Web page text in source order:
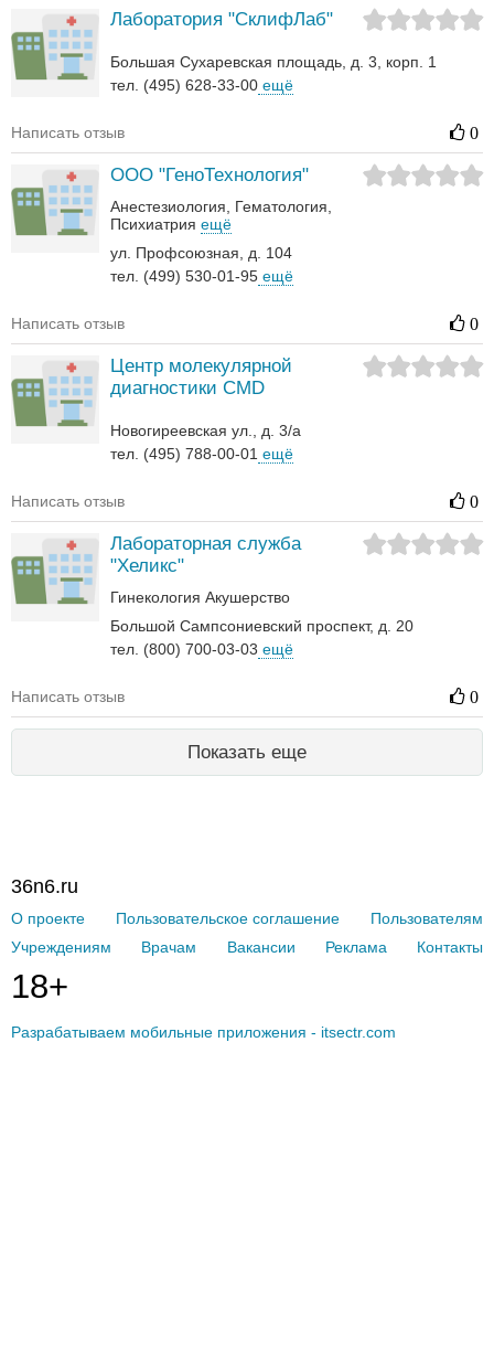
Лаборатория "СклифЛаб"
Большая Сухаревская площадь, д. 3, корп. 1
тел. (495) 628-33-00 ещё
Написать отзыв 0
ООО "ГеноТехнология"
Анестезиология
Гематология‎
Психиатрия ещё
ул. Профсоюзная, д. 104
тел. (499) 530-01-95 ещё
Написать отзыв 0
Центр молекулярной
диагностики CMD
Новогиреевская ул., д. 3/а
тел. (495) 788-00-01 ещё
Написать отзыв 0
Лабораторная служба
"Хеликс"
Гинекология Акушерство
Большой Сампсониевский проспект, д. 20
тел. (800) 700-03-03 ещё
Написать отзыв 0
Показать еще
36n6.ru
О проекте Пользовательское соглашение
Пользователям
Учреждениям
Врачам Вакансии Реклама Контакты
18+
Разрабатываем мобильные приложения - itsectr.com